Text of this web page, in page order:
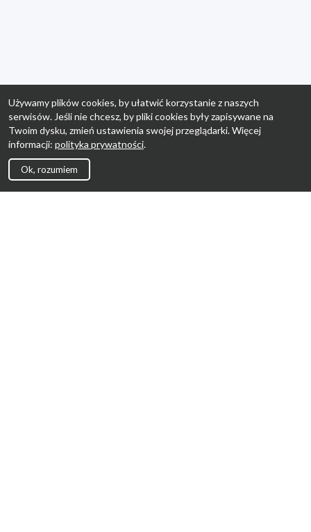
Używamy plików cookies, by ułatwić korzystanie z naszych
serwisów. Jeśli nie chcesz, by pliki cookies były zapisywane na
Twoim dysku, zmień ustawienia swojej przeglądarki. Więcej
informacji: polityka prywatności.
Ok, rozumiem